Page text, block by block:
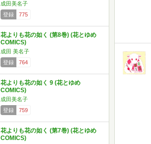
成田美名子
登録
775
花よりも花の如く (第8巻) (花とゆめ
COMICS)
成田 美名子
登録
764
花よりも花の如く 9 (花とゆめ
COMICS)
成田美名子
登録
759
花よりも花の如く (第7巻) (花とゆめ
COMICS)